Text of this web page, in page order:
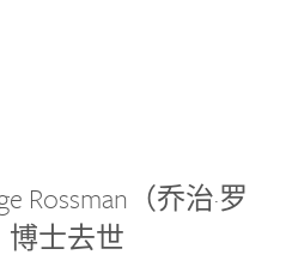
Rossman（乔治·罗
博士去世